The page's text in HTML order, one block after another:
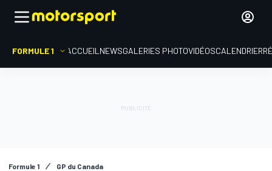
FORMULE 1 ACCUEIL NEWSGALERIES PHOTOVIDÉOSCALENDRIER
Formule 1 GP du Canada